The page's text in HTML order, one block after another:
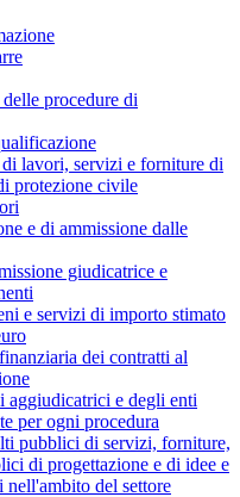
procedure di
lavori, servizi e forniture di
protezione civile
e di ammissione dalle
giudicatrice e
e servizi di importo stimato
dei contratti al
aggiudicatrici e degli enti
per ogni procedura
pubblici di servizi, forniture,
di progettazione e di idee e
nell'ambito del settore